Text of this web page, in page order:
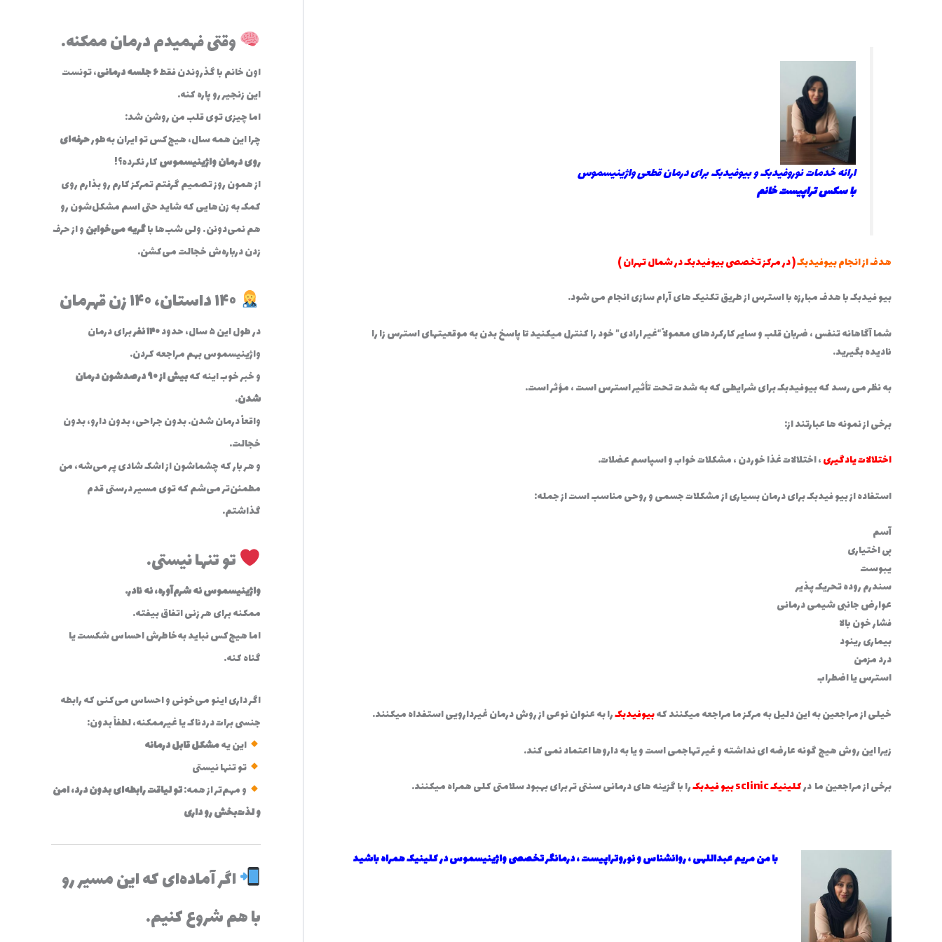
ارائه خدمات نوروفیدبک و بیوفیدبک برای درمان قطعی واژینیسموس
با سکس تراپیست خانم
هدف از انجام بیوفیدبک( در مرکز تخصصی بیوفیدبک در شمال تهران )
بیو فیدبک با هدف مبارزه با استرس از طریق تکنیک های آرام سازی انجام می شود.
شما آگاهانه تنفس ، ضربان قلب و سایر کارکردهای معمولاً “غیر ارادی” خود را کنترل میکنید تا پاسخ بدن به موقعیتهای استرس زا را
نادیده بگیرید.
به نظر می رسد که بیوفیدبک برای شرایطی که به شدت تحت تأثیر استرس است ، مؤثر است.
برخی از نمونه ها عبارتند از:
اختلالات یادگیری، اختلالات غذا خوردن ، مشکلات خواب و اسپاسم عضلات.
استفاده از بیو فیدبک برای درمان بسیاری از مشکلات جسمی و روحی مناسب است از جمله:
آسم
بی اختیاری
یبوست
سندرم روده تحریک پذیر
عوارض جانبی شیمی درمانی
فشار خون بالا
بیماری رینود
درد مزمن
استرس یا اضطراب
خیلی از مراجعین به این دلیل به مرکز ما مراجعه میکنند کهبیوفیدبکرا به عنوان نوعی از روش درمان غیردارویی استفداه میکنند.
زیرا این روش هیچ گونه عارضه ای نداشته و غیر تهاجمی است و یا به داروها اعتماد نمی کند.
برخی از مراجعین ما درکلینیک sclinic بیو فیدبک را با گزینه های درمانی سنتی تر برای بهبود سلامتی کلی همراه میکنند.
با من مریم عبداللهی ، روانشناس و نوروتراپیست ، درمانگر تخصصی واژینیسموس در کلینیک همراه باشید
وقتی فهمیدم درمان ممکنه…
اون خانم با گذروندن فقط۶ جلسه درمانی
، تونست
این زنجیر رو پاره کنه.
اما چیزی توی قلب من روشن شد:
چرا این همه سال، هیچ‌کس تو ایران به‌طورحرفه‌ای
روی درمان واژینیسموسکار نکرده؟!
از همون روز تصمیم گرفتم تمرکز کارم رو بذارم روی
کمک به زن‌هایی که شاید حتی اسم مشکل‌شون رو
هم نمی‌دونن… ولی شب‌ها باگریه می‌خوابنو از حرف
زدن درباره‌ش خجالت می‌کشن.
در طول این ۵ سال، حدود ۱۴۰ نفر
برای درمان
واژینیسموس بهم مراجعه کردن.
و خبر خوب اینه که
بیش از ۹۰ درصدشون درمان
شدن.
واقعاً درمان شدن. بدون جراحی، بدون دارو، بدون
خجالت.
و هر بار که چشماشون از اشک شادی پر می‌شه، من
مطمئن‌تر می‌شم که توی مسیر درستی قدم
گذاشتم.
تو تنها نیستی…
واژینیسموس نه شرم‌آوره، نه نادر.
ممکنه برای هر زنی اتفاق بیفته.
اما هیچ‌کس نباید به‌خاطرش احساس شکست یا
گناه کنه.
اگر داری اینو می‌خونی و احساس می‌کنی که رابطه
جنسی برات دردناک یا غیرممکنه، لطفاً بدون:
این یهمشکل قابل درمانه
تو تنها نیستی
و مهم‌تر از همه:تو لیاقت رابطه‌ای بدون درد، امن
و لذت‌بخش رو داری
اگر آماده‌ای که این مسیر رو
با هم شروع کنیم…